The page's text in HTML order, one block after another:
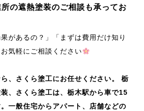
の遮熱塗装のご相談も承ってお
果があるの？」「まずは費用だけ知り
気軽にご相談ください
、さくら塗工にお任せください。
栃
、さくら塗工は、栃木駅から車で15
一般住宅からアパート、店舗などの